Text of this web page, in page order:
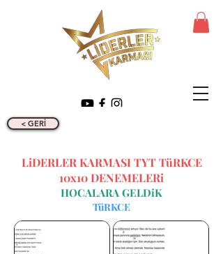
< GERİ
LiDERLER KARMASI TYT TüRKCE
10x10 DENEMELERi
HOCALARA GELDiK
TüRKCE